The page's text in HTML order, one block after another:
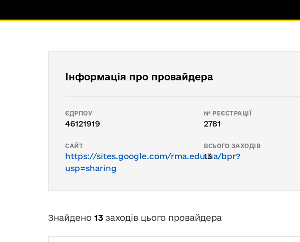
Інформація про провайдера
ЄДРПОУ
46121919
№ РЕЄСТРАЦІЇ
2781
САЙТ
https://sites.google.com/rma.edu.ua/bpr?
usp=sharing
ВСЬОГО ЗАХОДІВ
13
Знайдено 13 заходів цього провайдера